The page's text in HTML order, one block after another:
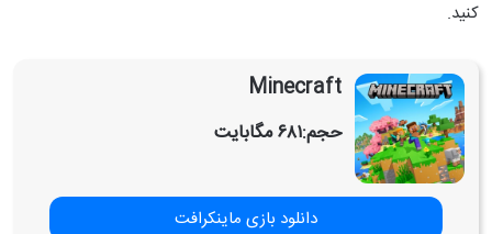
کنید.
Minecraft
حجم:۶۸۱ مگابایت
دانلود بازی ماینکرافت